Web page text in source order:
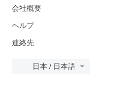
会社概要
ヘルプ
連絡先
日本 / 日本語